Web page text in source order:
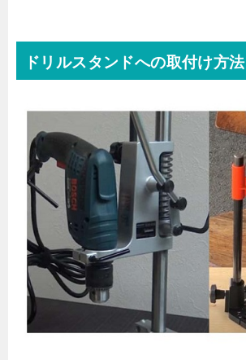
ドリルスタンドへの取付け方法